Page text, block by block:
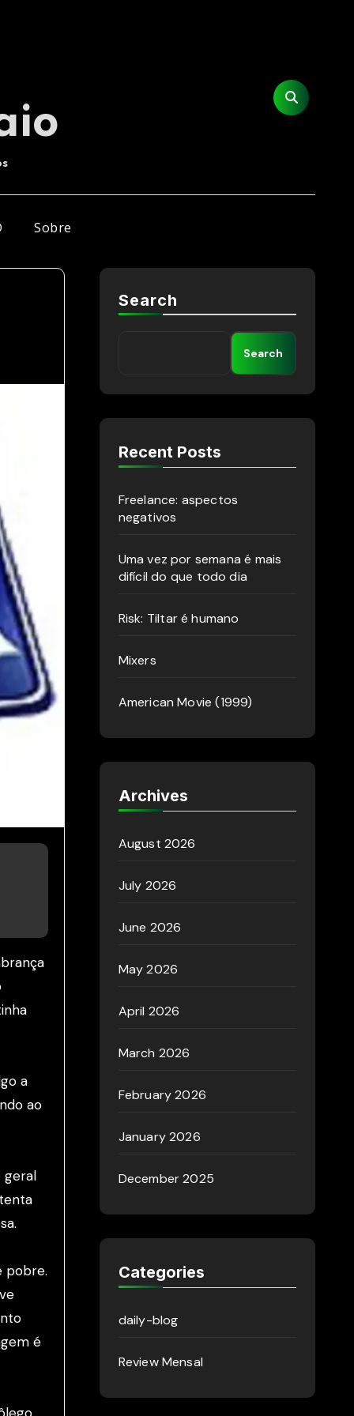
Sobre
a
ao
geral
pobre.
é
Search
Search
Recent Posts
Freelance: aspectos
negativos
Uma vez por semana é mais
difícil do que todo dia
Risk: Tiltar é humano
Mixers
American Movie (1999)
Archives
August 2026
July 2026
June 2026
May 2026
April 2026
March 2026
February 2026
January 2026
December 2025
Categories
daily-blog
Review Mensal